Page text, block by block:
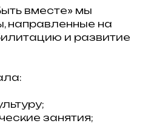
вместе» мы
направленные на
и развитие
занятия;